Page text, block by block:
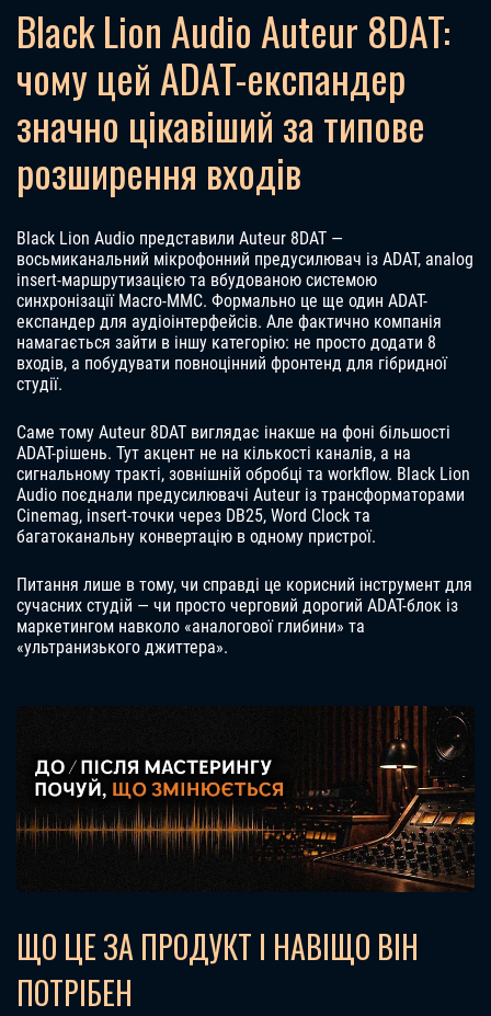
Black Lion Audio Auteur 8DAT:
чому цей ADAT-експандер
значно цікавіший за типове
розширення входів
Black Lion Audio представили Auteur 8DAT —
восьмиканальний мікрофонний предусилювач із ADAT, analog
insert-маршрутизацією та вбудованою системою
синхронізації Macro-MMC. Формально це ще один ADAT-
експандер для аудіоінтерфейсів. Але фактично компанія
намагається зайти в іншу категорію: не просто додати 8
входів, а побудувати повноцінний фронтенд для гібридної
студії.
Саме тому Auteur 8DAT виглядає інакше на фоні більшості
ADAT-рішень. Тут акцент не на кількості каналів, а на
сигнальному тракті, зовнішній обробці та workflow. Black Lion
Audio поєднали предусилювачі Auteur із трансформаторами
Cinemag, insert-точки через DB25, Word Clock та
багатоканальну конвертацію в одному пристрої.
Питання лише в тому, чи справді це корисний інструмент для
сучасних студій — чи просто черговий дорогий ADAT-блок із
маркетингом навколо «аналогової глибини» та
«ультранизького джиттера».
ЩО ЦЕ ЗА ПРОДУКТ І НАВІЩО ВІН
ПОТРІБЕН